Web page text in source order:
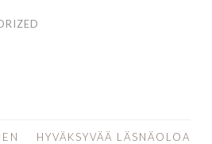
HYVÄKSYVÄÄ LÄSNÄOLOA